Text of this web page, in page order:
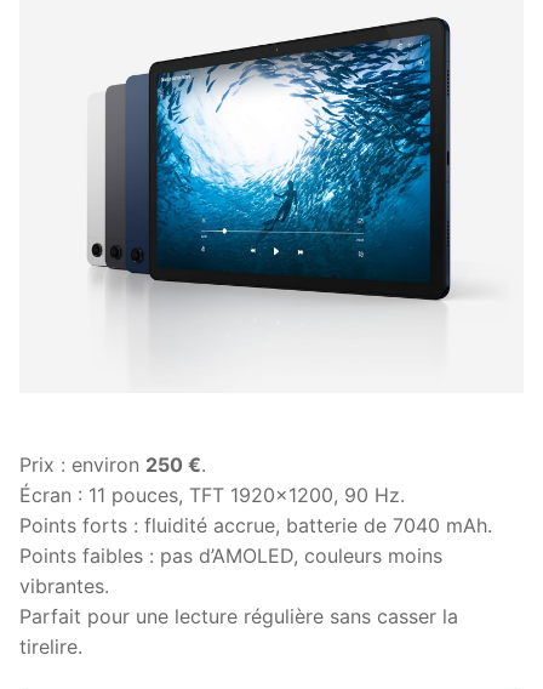
Prix : environ 250 €.
Écran : 11 pouces, TFT 1920×1200, 90 Hz.
Points forts : fluidité accrue, batterie de 7040 mAh.
Points faibles : pas d’AMOLED, couleurs moins
vibrantes.
Parfait pour une lecture régulière sans casser la
tirelire.